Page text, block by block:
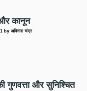
कानून
byअविनाश चंद्र
गुणवत्ता और सुनिश्चित